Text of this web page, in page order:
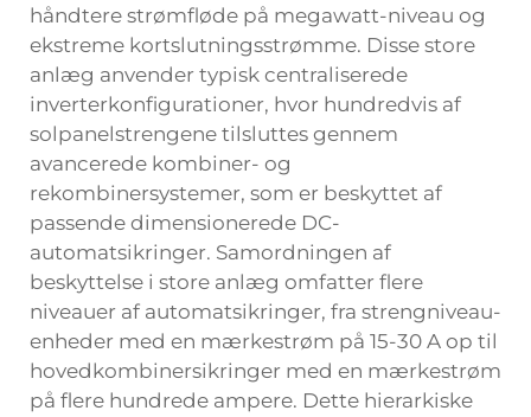
håndtere strømfløde på megawatt-niveau og
ekstreme kortslutningsstrømme. Disse store
anlæg anvender typisk centraliserede
inverterkonfigurationer, hvor hundredvis af
solpanelstrengene tilsluttes gennem
avancerede kombiner- og
rekombinersystemer, som er beskyttet af
passende dimensionerede DC-
automatsikringer. Samordningen af
beskyttelse i store anlæg omfatter flere
niveauer af automatsikringer, fra strengniveau-
enheder med en mærkestrøm på 15-30 A op til
hovedkombinersikringer med en mærkestrøm
på flere hundrede ampere. Dette hierarkiske